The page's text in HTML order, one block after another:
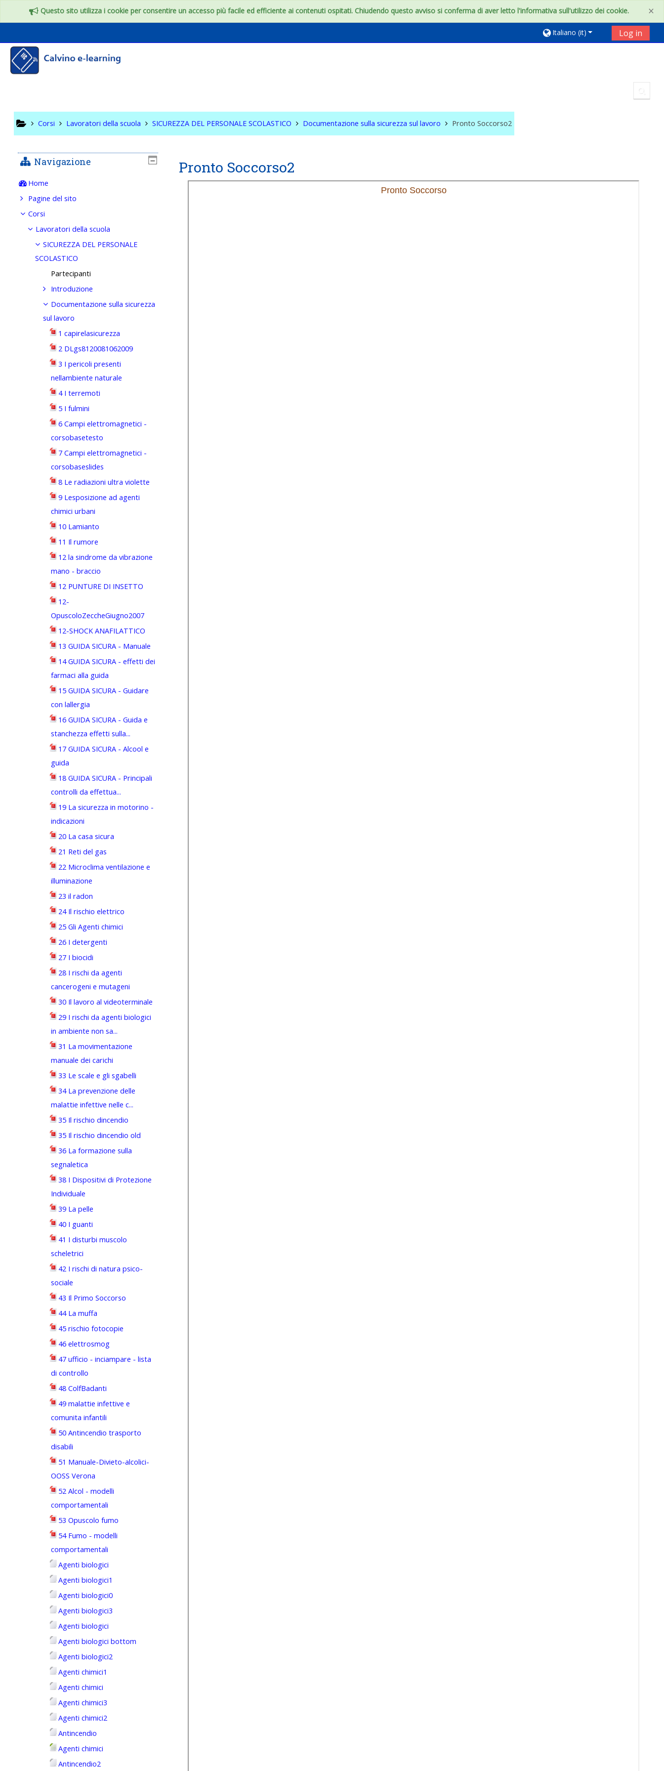
×
Questo sito utilizza i cookie per consentire un accesso più facile ed efficiente ai contenuti ospitati. Chiudendo questo avviso si conferma di aver letto l'informativa sull'utilizzo dei cookie.
Italiano ‎(it)‎ Log in
Corsi Lavoratori della scuola SICUREZZA DEL PERSONALE SCOLASTICO Documentazione sulla sicurezza sul lavoro Pronto Soccorso2
Pronto Soccorso2
Navigazione
Home
Pagine del sito
Corsi
Lavoratori della scuola
SICUREZZA DEL PERSONALE
SCOLASTICO
Partecipanti
Introduzione
Documentazione sulla sicurezza
sul lavoro
1 capirelasicurezza
2 DLgs8120081062009
3 I pericoli presenti
nellambiente naturale
4 I terremoti
5 I fulmini
6 Campi elettromagnetici -
corsobasetesto
7 Campi elettromagnetici -
corsobaseslides
8 Le radiazioni ultra violette
9 Lesposizione ad agenti
chimici urbani
10 Lamianto
11 Il rumore
12 la sindrome da vibrazione
mano - braccio
12 PUNTURE DI INSETTO
12-
OpuscoloZeccheGiugno2007
12-SHOCK ANAFILATTICO
13 GUIDA SICURA - Manuale
14 GUIDA SICURA - effetti dei
farmaci alla guida
15 GUIDA SICURA - Guidare
con lallergia
16 GUIDA SICURA - Guida e
stanchezza effetti sulla...
17 GUIDA SICURA - Alcool e
guida
18 GUIDA SICURA - Principali
controlli da effettua...
19 La sicurezza in motorino -
indicazioni
20 La casa sicura
21 Reti del gas
22 Microclima ventilazione e
illuminazione
23 il radon
24 Il rischio elettrico
25 Gli Agenti chimici
26 I detergenti
27 I biocidi
28 I rischi da agenti
cancerogeni e mutageni
30 Il lavoro al videoterminale
29 I rischi da agenti biologici
in ambiente non sa...
31 La movimentazione
manuale dei carichi
33 Le scale e gli sgabelli
34 La prevenzione delle
malattie infettive nelle c...
35 Il rischio dincendio
35 Il rischio dincendio old
36 La formazione sulla
segnaletica
38 I Dispositivi di Protezione
Individuale
39 La pelle
40 I guanti
41 I disturbi muscolo
scheletrici
42 I rischi di natura psico-
sociale
43 Il Primo Soccorso
44 La muffa
45 rischio fotocopie
46 elettrosmog
47 ufficio - inciampare - lista
di controllo
48 ColfBadanti
49 malattie infettive e
comunita infantili
50 Antincendio trasporto
disabili
51 Manuale-Divieto-alcolici-
OOSS Verona
52 Alcol - modelli
comportamentali
53 Opuscolo fumo
54 Fumo - modelli
comportamentali
Agenti biologici
Agenti biologici1
Agenti biologici0
Agenti biologici3
Agenti biologici
Agenti biologici bottom
Agenti biologici2
Agenti chimici1
Agenti chimici
Agenti chimici3
Agenti chimici2
Antincendio
Agenti chimici
Antincendio2